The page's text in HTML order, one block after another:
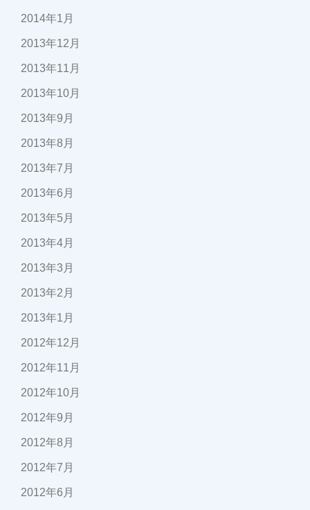
2014年1月
2013年12月
2013年11月
2013年10月
2013年9月
2013年8月
2013年7月
2013年6月
2013年5月
2013年4月
2013年3月
2013年2月
2013年1月
2012年12月
2012年11月
2012年10月
2012年9月
2012年8月
2012年7月
2012年6月